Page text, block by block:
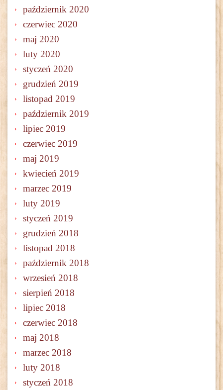
październik 2020
czerwiec 2020
maj 2020
luty 2020
styczeń 2020
grudzień 2019
listopad 2019
październik 2019
lipiec 2019
czerwiec 2019
maj 2019
kwiecień 2019
marzec 2019
luty 2019
styczeń 2019
grudzień 2018
listopad 2018
październik 2018
wrzesień 2018
sierpień 2018
lipiec 2018
czerwiec 2018
maj 2018
marzec 2018
luty 2018
styczeń 2018